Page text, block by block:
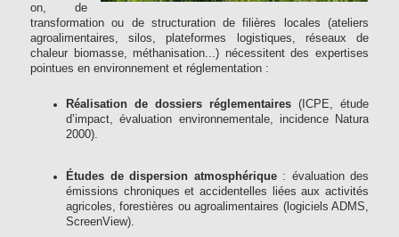
on, de
transformation ou de structuration de filières locales (ateliers
agroalimentaires, silos, plateformes logistiques, réseaux de
chaleur biomasse, méthanisation...) nécessitent des expertises
pointues en environnement et réglementation :
Réalisation de dossiers réglementaires (ICPE, étude
d’impact, évaluation environnementale, incidence Natura
2000).
Études de dispersion atmosphérique: évaluation des
émissions chroniques et accidentelles liées aux activités
agricoles, forestières ou agroalimentaires (logiciels ADMS,
ScreenView).